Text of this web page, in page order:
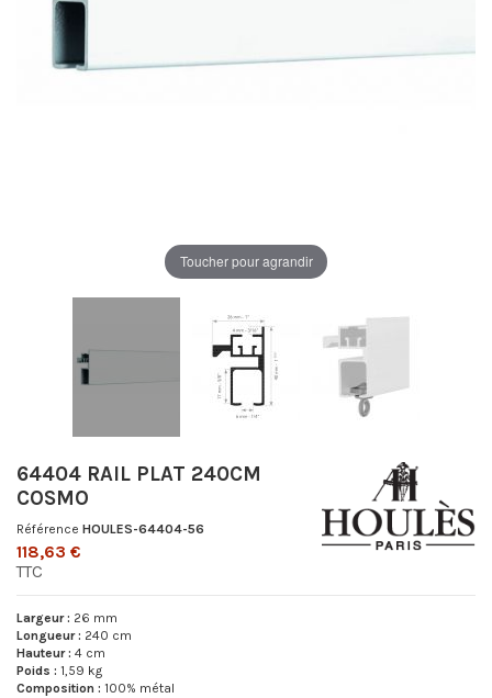
Toucher pour agrandir
64404 RAIL PLAT 240CM
COSMO
Référence HOULES-64404-56
118,63 €
TTC
Largeur : 26 mm
Longueur : 240 cm
Hauteur : 4 cm
Poids : 1,59 kg
Composition : 100% métal